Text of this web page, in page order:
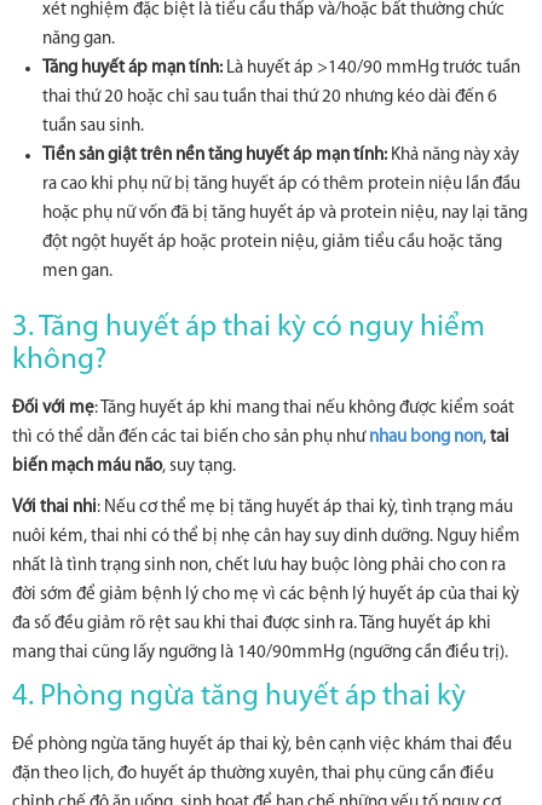
xét nghiệm đặc biệt là tiểu cầu thấp và/hoặc bất thường chức
năng gan.
Tăng huyết áp mạn tính: Là huyết áp >140/90 mmHg trước tuần
thai thứ 20 hoặc chỉ sau tuần thai thứ 20 nhưng kéo dài đến 6
tuần sau sinh.
Tiền sản giật trên nền tăng huyết áp mạn tính: Khả năng này xảy
ra cao khi phụ nữ bị tăng huyết áp có thêm protein niệu lần đầu
hoặc phụ nữ vốn đã bị tăng huyết áp và protein niệu, nay lại tăng
đột ngột huyết áp hoặc protein niệu, giảm tiểu cầu hoặc tăng
men gan.
3. Tăng huyết áp thai kỳ có nguy hiểm
không?
Đối với mẹ: Tăng huyết áp khi mang thai nếu không được kiểm soát
thì có thể dẫn đến các tai biến cho sản phụ như nhau bong non, tai
biến mạch máu não, suy tạng.
Với thai nhi: Nếu cơ thể mẹ bị tăng huyết áp thai kỳ, tình trạng máu
nuôi kém, thai nhi có thể bị nhẹ cân hay suy dinh dưỡng. Nguy hiểm
nhất là tình trạng sinh non, chết lưu hay buộc lòng phải cho con ra
đời sớm để giảm bệnh lý cho mẹ vì các bệnh lý huyết áp của thai kỳ
đa số đều giảm rõ rệt sau khi thai được sinh ra. Tăng huyết áp khi
mang thai cũng lấy ngưỡng là 140/90mmHg (ngưỡng cần điều trị).
4. Phòng ngừa tăng huyết áp thai kỳ
Để phòng ngừa tăng huyết áp thai kỳ, bên cạnh việc khám thai đều
đặn theo lịch, đo huyết áp thường xuyên, thai phụ cũng cần điều